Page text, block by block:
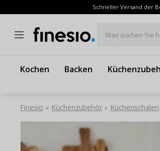
Schneller Versand der
Was suchen Sie
Kochen Backen
Finesio » Küchenzubehör » Küchenschalen